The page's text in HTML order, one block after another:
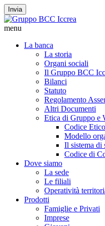
Invia
menu
La banca
La storia
Organi sociali
Il Gruppo BCC
Bilanci
Statuto
Regolamento
Altri Documenti
Etica di Gruppo e
Codice
Modello
Il sistema di
Codice di
Dove siamo
La sede
Le filiali
Operatività
Prodotti
Famiglie e Privati
Imprese